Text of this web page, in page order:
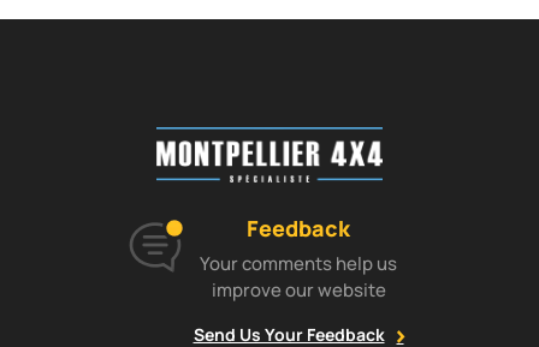
Feedback
Your comments help us
improve our website
Send Us Your Feedback